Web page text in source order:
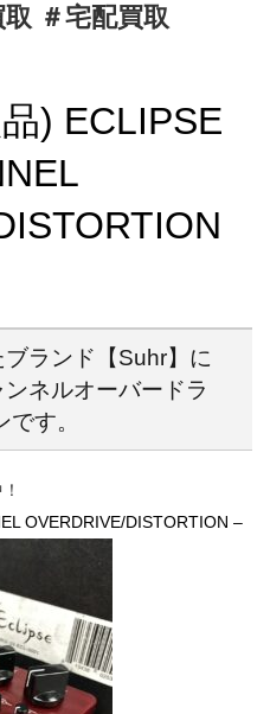
＃宅配買取
) ECLIPSE
ランド【Suhr】に
ネルオーバードラ
す。
OVERDRIVE/DISTORTION –